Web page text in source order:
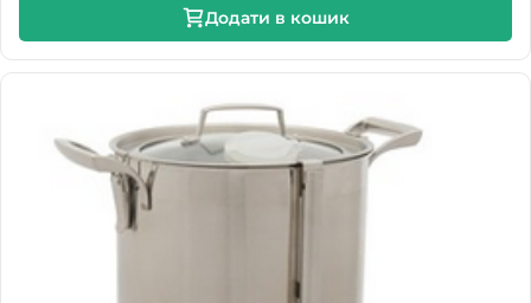
Додати в кошик